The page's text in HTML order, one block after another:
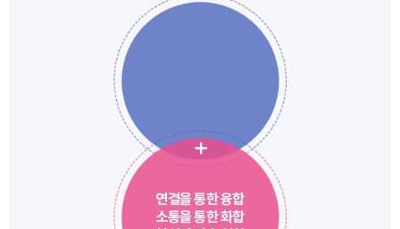
연결을 통한융합
소통을 통한화합